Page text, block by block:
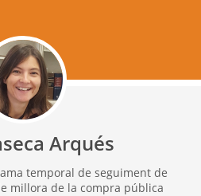
Arqués
temporal de seguiment de
millora de la compra pública